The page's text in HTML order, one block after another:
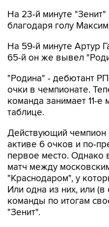
На 23-й минуте
благодаря голу
На 59-й минуте Артур
65-й он же вывел
"Родина" - дебютант
очки в чемпионате.
команда занимает 11-е
таблице.
Действующий чемпион
активе 6 очков и по-
первое место. Однако
матч между
"Краснодаром", у
Или одна из них, или (в
команды по итогам
"Зенит".